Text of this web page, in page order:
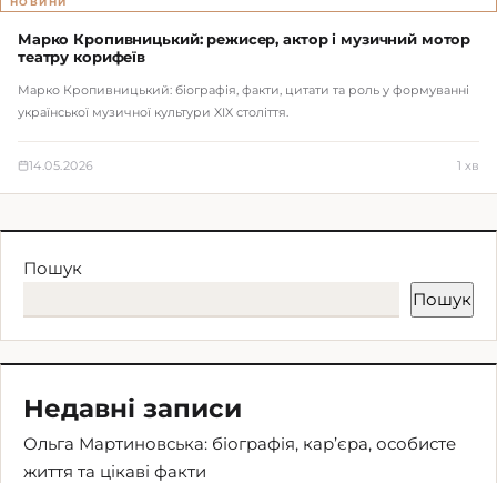
Марко Кропивницький: режисер, актор і музичний мотор
театру корифеїв
Марко Кропивницький: біографія, факти, цитати та роль у формуванні
української музичної культури XIX століття.
14.05.2026 1 хв
Пошук
Пошук
Недавні записи
Ольга Мартиновська: біографія, кар’єра, особисте
життя та цікаві факти